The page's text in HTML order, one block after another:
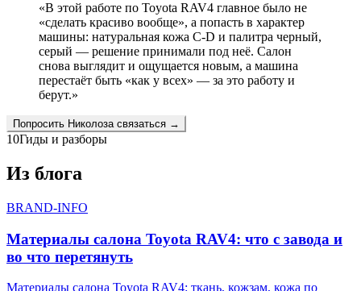
«В этой работе по Toyota RAV4 главное было не
«сделать красиво вообще», а попасть в характер
машины: натуральная кожа C-D и палитра черный,
серый — решение принимали под неё. Салон
снова выглядит и ощущается новым, а машина
перестаёт быть «как у всех» — за это работу и
берут.»
Попросить Николозасвязаться →
10Гиды и разборы
Из блога
BRAND-INFO
Материалы салона Toyota RAV4: что с завода и
во что перетянуть
Материалы салона Toyota RAV4: ткань, кожзам, кожа по